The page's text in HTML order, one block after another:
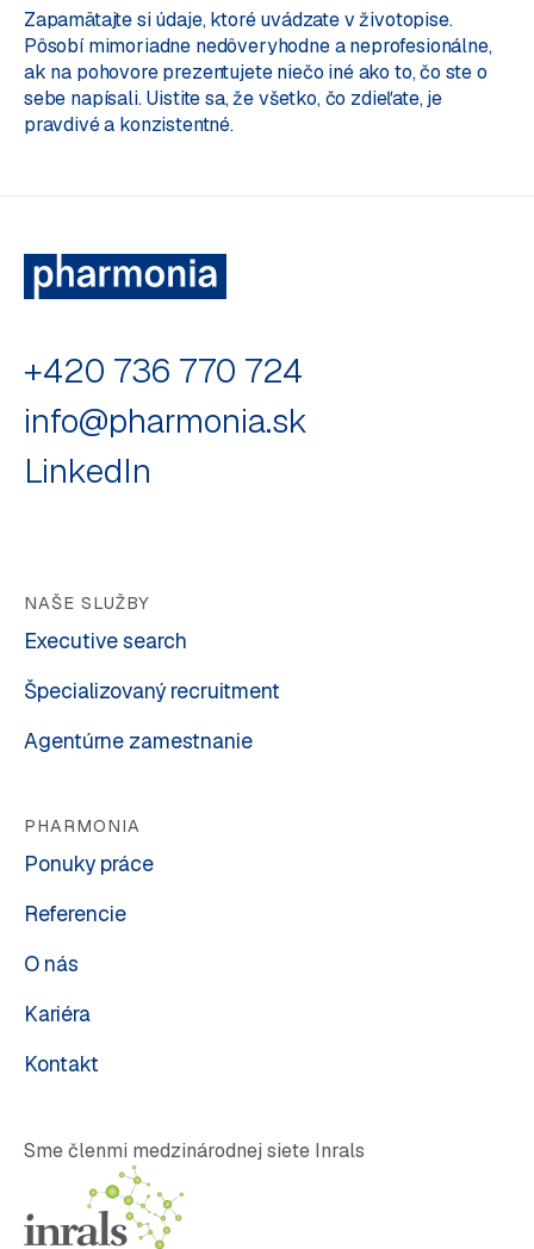
Zapamätajte si údaje, ktoré uvádzate v životopise.
Pôsobí mimoriadne nedôveryhodne a neprofesionálne,
ak na pohovore prezentujete niečo iné ako to, čo ste o
sebe napísali. Uistite sa, že všetko, čo zdieľate, je
pravdivé a konzistentné.
+420 736 770 724
info@pharmonia.sk
LinkedIn
NAŠE SLUŽBY
Executive search
Špecializovaný recruitment
Agentúrne zamestnanie
PHARMONIA
Ponuky práce
Referencie
O nás
Kariéra
Kontakt
Sme členmi medzinárodnej siete Inrals